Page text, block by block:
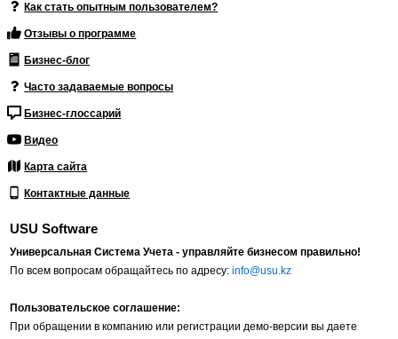
Как стать опытным пользователем?
Отзывы о программе
Бизнес-блог
Часто задаваемые вопросы
Бизнес-глоссарий
Видео
Карта сайта
Контактные данные
USU Software
Универсальная Система Учета - управляйте бизнесом правильно!
По всем вопросам обращайтесь по адресу:info@usu.kz
Пользовательское соглашение:
При обращении в компанию или регистрации демо-версии вы даете